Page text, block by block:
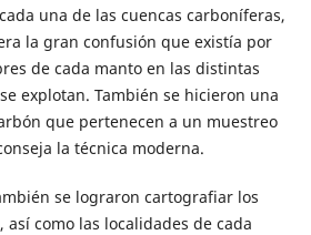
una de las cuencas carboníferas,
la gran confusión que existía por
de cada manto en las distintas
explotan. También se hicieron una
que pertenecen a un muestreo
la técnica moderna.
se lograron cartografiar los
así como las localidades de cada